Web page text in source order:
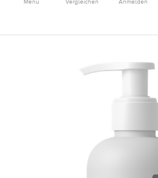
Menü Vergleichen Anmelden